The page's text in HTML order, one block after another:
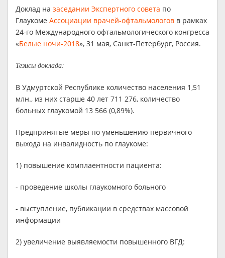
Доклад на заседании Экспертного совета по
Глаукоме Ассоциации врачей-офтальмологов в рамках
24-го Международного офтальмологического конгресса
«Белые ночи-2018», 31 мая, Санкт-Петербург, Россия.
Тезисы доклада:
В Удмуртской Республике количество населения 1,51
млн., из них старше 40 лет 711 276, количество
больных глаукомой 13 566 (0,89%).
Предпринятые меры по уменьшению первичного
выхода на инвалидность по глаукоме:
1) повышение комплаентности пациента:
- проведение школы глаукомного больного
- выступление, публикации в средствах массовой
информации
2) увеличение выявляемости повышенного ВГД: